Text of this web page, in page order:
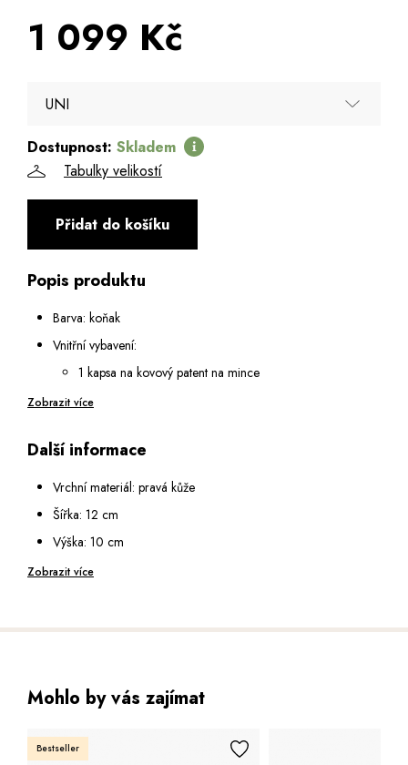
1 099 Kč
UNI
UNI
Dostupnost: Skladem
Tabulky velikostí
Přidat do košíku
Popis produktu
Barva: koňak
Vnitřní vybavení:
1 kapsa na kovový patent na mince
2 otevřené podélné přihrádky na bankovky
1 průhledná přihrádka se síťkou
Opatřena RFID ochranou, která zabrání nežádoucímu
zkopírování dat z vašich karet
Zobrazit více
Další informace
Vrchní materiál: pravá kůže
Šířka: 12 cm
Výška: 10 cm
Hloubka: 2,5 cm
Zobrazit více
Mohlo by vás zajímat
Bestseller